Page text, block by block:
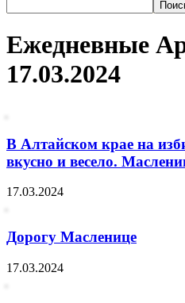
Ежедневные
17.03.2024
В Алтайском крае на
вкусно и весело.
17.03.2024
Дорогу Масленице
17.03.2024